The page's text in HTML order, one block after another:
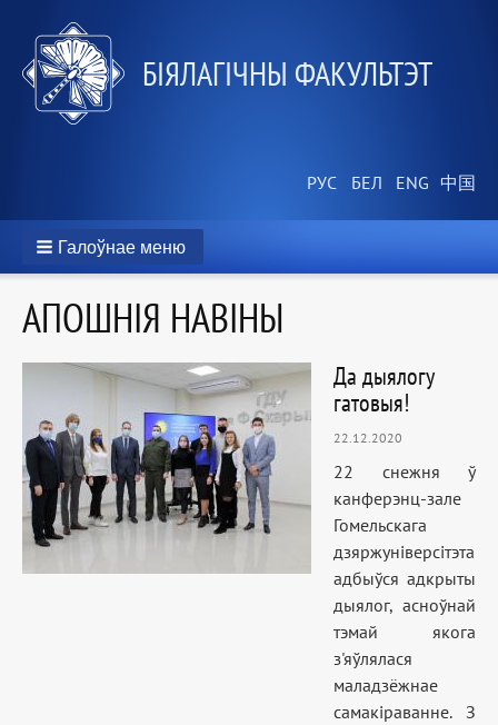
БІЯЛАГІЧНЫ ФАКУЛЬТЭТ
Галоўнае меню
АПОШНІЯ НАВІНЫ
Да дыялогу
гатовыя!
22.12.2020
22 снежня ў
канферэнц-зале
Гомельскага
дзяржуніверсітэта
адбыўся адкрыты
дыялог, асноўнай
тэмай якога
з'яўлялася
маладзёжнае
самакіраванне. З